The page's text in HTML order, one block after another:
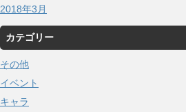
2018年3月
カテゴリー
その他
イベント
キャラ